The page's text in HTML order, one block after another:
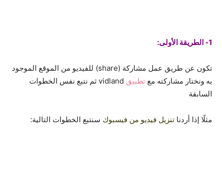
1- الطريقة الأولى:
تكون عن طريق عمل مشاركة (share) للفيديو من الموقع الموجود
به ونختار مشاركته مع تطبيق
vidland ثم نتبع نفس الخطوات
السابقة
مثلًا إذا أردنا تنزيل فيديو من فيسبوك سنتبع الخطوات التالية: